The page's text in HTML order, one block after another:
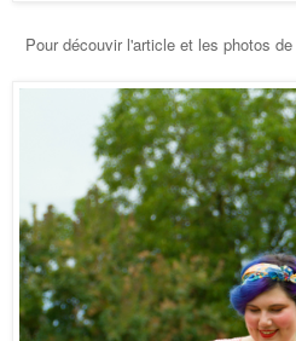
Pour découvir l'article et les photos